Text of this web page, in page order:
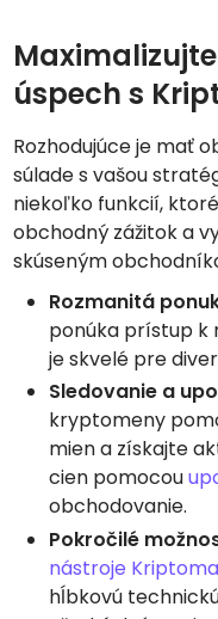
úspech s
Rozhodujúce je mať
súlade s vašou
niekoľko funkcií,
obchodný zážitok a
skúseným
Rozmanitá
ponúka prístup k
je skvelé pre
Sledovanie a
kryptomeny
mien a získajte
cien pomocou
obchodovanie.
Pokročilé
nástroje
hĺbkovú